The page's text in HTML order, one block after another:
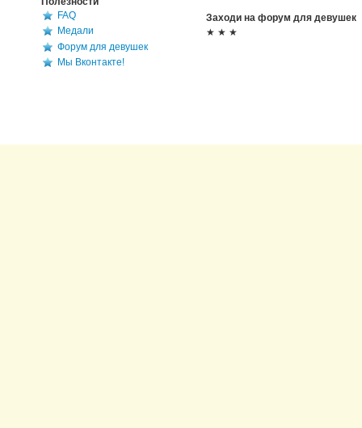
FAQ
Медали
Форум для девушек
Мы Вконтакте!
Заходи на форум для девушек
★ ★ ★